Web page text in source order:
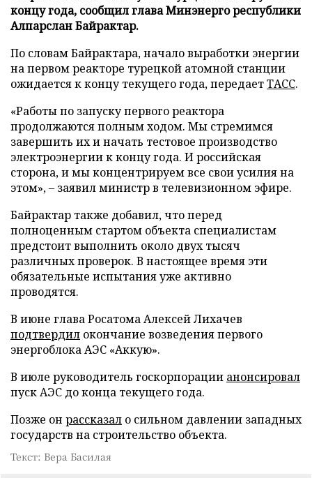
концу года, сообщил глава Минэнерго республики
Алпарслан Байрактар.
По словам Байрактара, начало выработки энергии
на первом реакторе турецкой атомной станции
ожидается к концу текущего года, передаетТАСС.
«Работы по запуску первого реактора
продолжаются полным ходом. Мы стремимся
завершить их и начать тестовое производство
электроэнергии к концу года. И российская
сторона, и мы концентрируем все свои усилия на
этом», – заявил министр в телевизионном эфире.
Байрактар также добавил, что перед
полноценным стартом объекта специалистам
предстоит выполнить около двух тысяч
различных проверок. В настоящее время эти
обязательные испытания уже активно
проводятся.
В июне глава Росатома Алексей Лихачев
подтвердил окончание возведения первого
энергоблока АЭС «Аккую».
В июле руководитель госкорпорации анонсировал
пуск АЭС до конца текущего года.
Позже он рассказал о сильном давлении западных
государств на строительство объекта.
Текст: Вера Басилая